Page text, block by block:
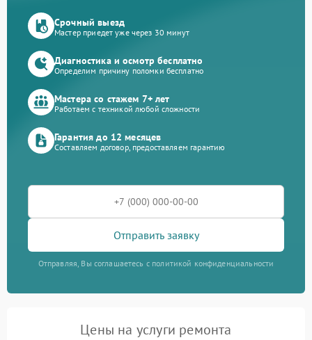
Срочный выезд
Мастер приедет уже через 30 минут
Диагностика и осмотр бесплатно
Определим причину поломки бесплатно
Мастера со стажем 7+ лет
Работаем с техникой любой сложности
Гарантия до 12 месяцев
Составляем договор, предоставляем гарантию
Отправить заявку
Отправляя, Вы соглашаетесь с политикой конфиденциальности
Цены на услуги ремонта